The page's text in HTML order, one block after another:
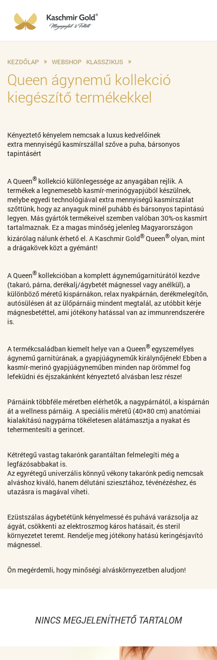
KEZDŐLAP WEBSHOP KLASSZIKUS
Queen ágynemű kollekció
kiegészítő termékekkel
Kényeztető kényelem nemcsak a luxus kedvelőinek
extra mennyiségű kasmírszállal szőve a puha, bársonyos
tapintásért
A Queen® kollekció különlegessége az anyagában rejlik. A
termékek a legnemesebb kasmír-merinógyapjúból készülnek,
melybe egyedi technológiával extra mennyiségű kasmírszálat
szőttünk, hogy az anyaguk minél puhább és bársonyos tapintású
legyen. Más gyártók termékeivel szemben valóban 30%-os kasmírt
tartalmaznak. Ez a magas minőség jelenleg Magyarországon
kizárólag nálunk érhető el. A Kaschmir Gold® Queen® olyan, mint
a drágakövek közt a gyémánt!
A Queen® kollekcióban a komplett ágyneműgarnitúrától kezdve
(takaró, párna, derékalj/ágybetét mágnessel vagy anélkül), a
különböző méretű kispárnákon, relax nyakpárnán, derékmelegítőn,
autósülésen át az ülőpárnáig mindent megtalál, az utóbbit kérje
mágnesbetéttel, ami jótékony hatással van az immunrendszerére
is.
A termékcsaládban kiemelt helye van a Queen® egyszemélyes
ágynemű garnitúrának, a gyapjúágyneműk királynőjének! Ebben a
kasmír-merinó gyapjúágyneműben minden nap örömmel fog
lefeküdni és éjszakánként kényeztető alvásban lesz része!
Párnáink többféle méretben elérhetők, a nagypárnától, a kispárnán
át a wellness párnáig. A speciális méretű (40×80 cm) anatómiai
kialakítású nagypárna tökéletesen alátámasztja a nyakat és
tehermentesíti a gerincet.
Kétrétegű vastag takarónk garantáltan felmelegíti még a
legfázósabbakat is.
Az egyrétegű univerzális könnyű vékony takarónk pedig nemcsak
alváshoz kiváló, hanem délutáni sziesztához, tévénézéshez, és
utazásra is magával viheti.
Ezüstszálas ágybetétünk kényelmessé és puhává varázsolja az
ágyát, csökkenti az elektroszmog káros hatásait, és steril
környezetet teremt. Rendelje meg jótékony hatású keringésjavító
mágnessel.
Ön megérdemli, hogy minőségi alváskörnyezetben aludjon!
NINCS MEGJELENÍTHETŐ TARTALOM